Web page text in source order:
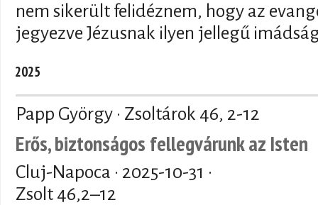
nem sikerült felidéznem, hogy az
jegyezve Jézusnak ilyen jellegű
2025
Papp György · Zsoltárok 46, 2-12
Erős, biztonságos fellegvárunk az Isten
Cluj-Napoca · 2025-10-31 ·
Zsolt 46,2–12